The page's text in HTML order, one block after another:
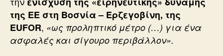
της ΕΕ στη Βοσνία – Ερζεγοβίνη, της
EUFOR, «ως προληπτικό μέτρο (…) για ένα
ασφαλές και σίγουρο περιβάλλον».